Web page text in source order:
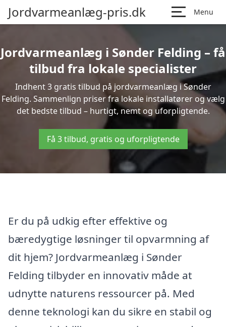
Jordvarmeanlæg-pris.dk Menu
Jordvarmeanlæg i Sønder Felding – få
tilbud fra lokale specialister
Indhent 3 gratis tilbud på jordvarmeanlæg i Sønder
Felding. Sammenlign priser fra lokale installatører og vælg
det bedste tilbud – hurtigt, nemt og uforpligtende.
Få 3 tilbud, gratis og uforpligtende
Er du på udkig efter effektive og
bæredygtige løsninger til opvarmning af
dit hjem? Jordvarmeanlæg i Sønder
Felding tilbyder en innovativ måde at
udnytte naturens ressourcer på. Med
denne teknologi kan du sikre en stabil og